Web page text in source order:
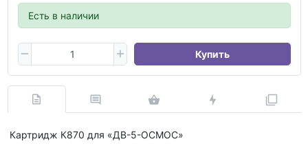
Есть в наличии
Купить
Картридж К870 для «ДВ-5-ОСМОС»